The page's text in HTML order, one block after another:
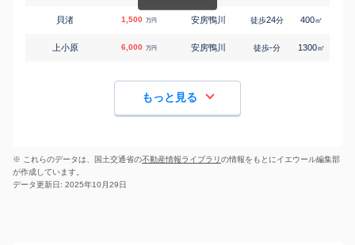
貝渚 1,500 万円 安房鴨川 徒歩24分 400㎡
上小原 6,000 万円 安房鴨川 徒歩-分 1300㎡
もっと見る
※ これらのデータは、国土交通省の不動産情報ライブラリの情報をもとにイエウール編集部
が作成しています。
データ更新日: 2025年10月29日